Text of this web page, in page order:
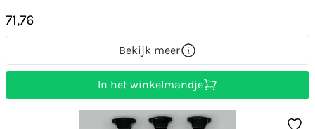
71,76
Bekijk meer
In het winkelmandje